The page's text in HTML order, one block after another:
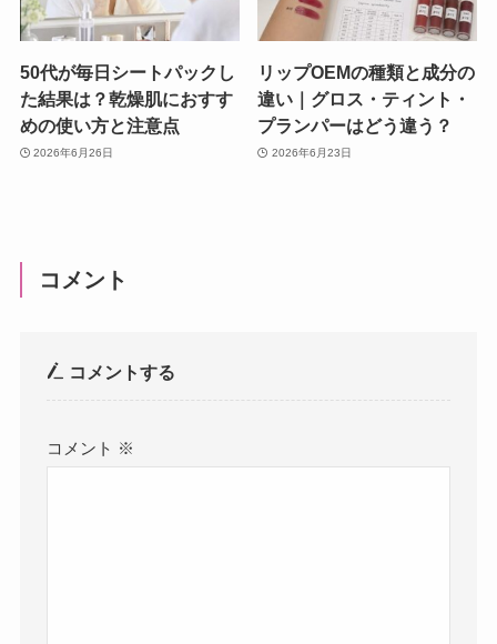
50代が毎日シートパックし
た結果は？乾燥肌におすす
めの使い方と注意点
2026年6月26日
リップOEMの種類と成分の
違い｜グロス・ティント・
プランパーはどう違う？
2026年6月23日
コメント
コメントする
コメント ※